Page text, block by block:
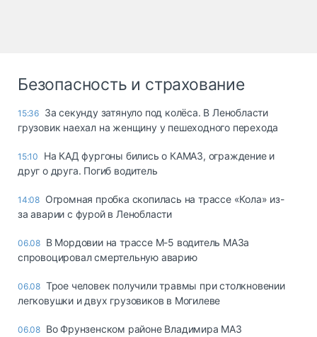
Безопасность и страхование
15:36 За секунду затянуло под колёса. В Ленобласти
грузовик наехал на женщину у пешеходного перехода
15:10
На КАД фургоны бились о КАМАЗ, ограждение и
друг о друга. Погиб водитель
14:08 Огромная пробка скопилась на трассе «Кола» из-
за аварии с фурой в Ленобласти
06.08 В Мордовии на трассе М-5 водитель МАЗа
спровоцировал смертельную аварию
06.08 Трое человек получили травмы при столкновении
легковушки и двух грузовиков в Могилеве
06.08 Во Фрунзенском районе Владимира МАЗ